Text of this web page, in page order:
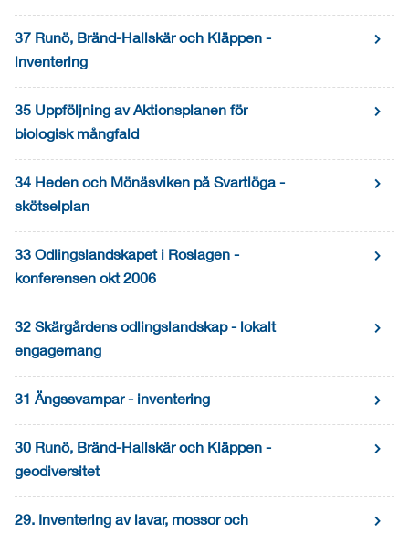
37 Runö, Bränd-Hallskär och Kläppen -
inventering
35 Uppföljning av Aktionsplanen för
biologisk mångfald
34 Heden och Mönäsviken på Svartlöga -
skötselplan
33 Odlingslandskapet i Roslagen -
konferensen okt 2006
32 Skärgårdens odlingslandskap - lokalt
engagemang
31 Ängssvampar - inventering
30 Runö, Bränd-Hallskär och Kläppen -
geodiversitet
29. Inventering av lavar, mossor och